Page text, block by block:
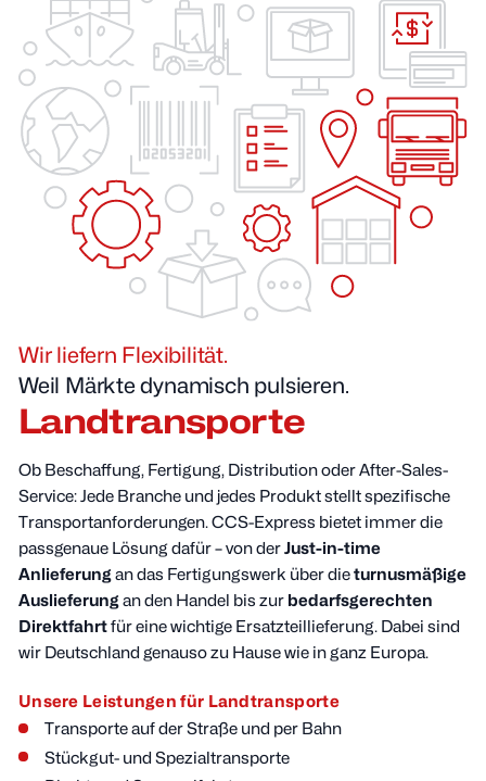
Wir liefern Flexibilität.
Weil Märkte dynamisch pulsieren.
Landtransporte
Ob Beschaffung, Fertigung, Distribution oder After-Sales-
Service: Jede Branche und jedes Produkt stellt spezifische
Transportanforderungen. CCS-Express bietet immer die
passgenaue Lösung dafür – von derJust-in-time
Anlieferungan das Fertigungswerk über dieturnusmäßige
Auslieferungan den Handel bis zur bedarfsgerechten
Direktfahrtfür eine wichtige Ersatzteillieferung. Dabei sind
wir Deutschland genauso zu Hause wie in ganz Europa.
Unsere Leistungen für Landtransporte
Transporte auf der Straße und per Bahn
Stückgut- und Spezialtransporte